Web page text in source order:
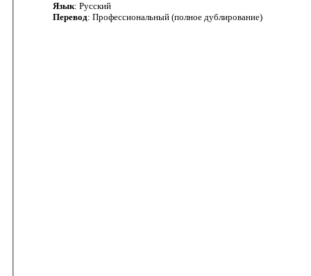
Язык: Русский
Перевод: Профессиональный (полное дублирование)